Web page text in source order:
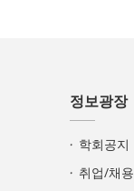
정보광장
학회공지
취업/채용